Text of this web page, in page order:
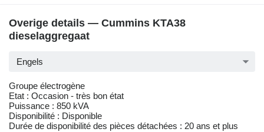
Overige details — Cummins KTA38
dieselaggregaat
Engels
Groupe électrogène
Etat : Occasion - très bon état
Puissance : 850 kVA
Disponibilité : Disponible
Durée de disponibilité des pièces détachées : 20 ans et plus